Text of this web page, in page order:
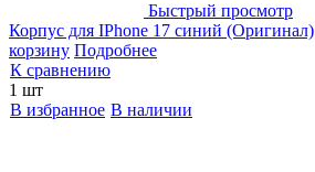
Быстрый просмотр
Корпус для IPhone 17 синий (Оригинал)
корзину Подробнее
К сравнению
1 шт
В избранное В наличии